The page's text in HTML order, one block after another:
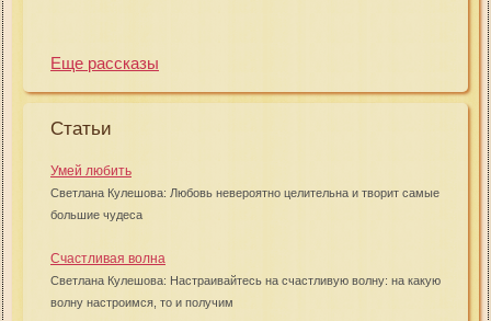
Еще рассказы
Статьи
Умей любить
Светлана Кулешова: Любовь невероятно целительна и творит самые
большие чудеса
Счастливая волна
Светлана Кулешова: Настраивайтесь на счастливую волну: на какую
волну настроимся, то и получим